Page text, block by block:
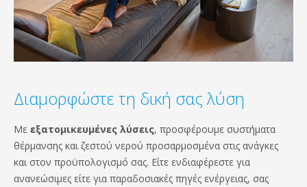
Διαμορφώστε τη δική σας λύση
Με εξατομικευμένες λύσεις, προσφέρουμε συστήματα
θέρμανσης και ζεστού νερού προσαρμοσμένα στις ανάγκες
και στον προϋπολογισμό σας. Είτε ενδιαφέρεστε για
ανανεώσιμες είτε για παραδοσιακές πηγές ενέργειας, σας